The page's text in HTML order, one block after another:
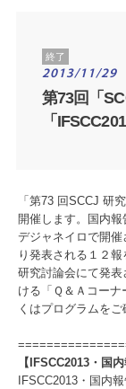
終了
2013/11/29
第73回「
「
「第73 回SCCJ 研
開催します。国内
デジャネイロで開催
り発表される１２
研究討論会にて発
ける「Ｑ＆Ａコー
くはプログラムをご
【IFSCC2013・国
IFSCC2013・国内